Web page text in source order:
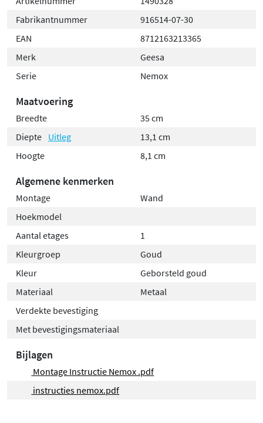
Fabrikantnummer
916514-07-30
EAN
8712163213365
Merk
Geesa
Serie
Nemox
Maatvoering
Breedte
35 cm
Diepte Uitleg
13,1 cm
Hoogte
8,1 cm
Algemene kenmerken
Montage
Wand
Hoekmodel
Aantal etages
1
Kleurgroep
Goud
Kleur
Geborsteld goud
Materiaal
Metaal
Verdekte bevestiging
Met bevestigingsmateriaal
Bijlagen
Montage Instructie Nemox .pdf
instructies nemox.pdf